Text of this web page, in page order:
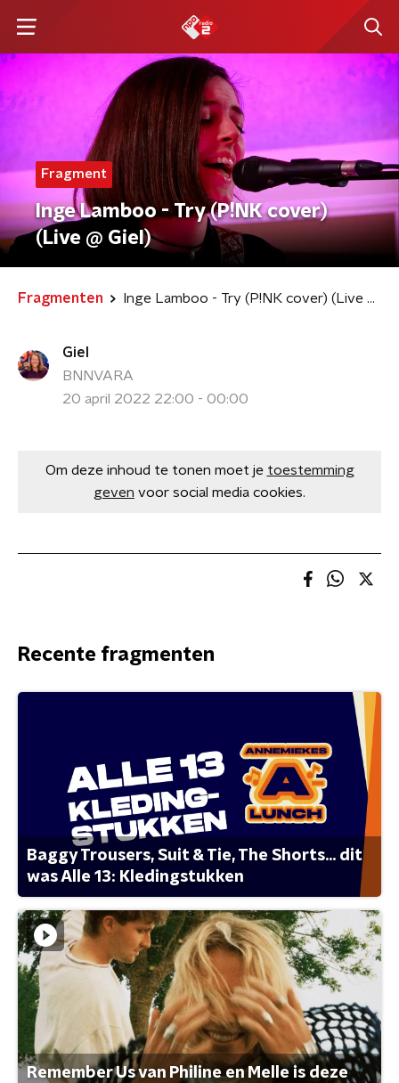
Fragment
Inge Lamboo - Try (P!NK cover)
(Live @ Giel)
Fragmenten Inge Lamboo - Try (P!NK cover) (Live @ Giel)
Giel
BNNVARA
20 april 2022 22:00 - 00:00
Om deze inhoud te tonen moet je toestemming
geven voor social media cookies.
Recente fragmenten
Baggy Trousers, Suit & Tie, The Shorts... dit
was Alle 13: Kledingstukken
Remember Us van Philine en Melle is deze